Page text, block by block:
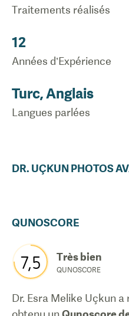
Traitements réalisés
12
Années d’Expérience
Turc, Anglais
Langues parlées
DR. UÇKUN PHOTOS
QUNOSCORE
7,5 Très bien
QUNOSCORE
Dr. Esra Melike Uçkun a